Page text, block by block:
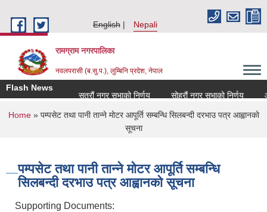
English
Nepali
रामग्राम नगरपालिका
नवलपरासी (ब.सु.प.), लुम्बिनि प्रदेश, नेपाल
Flash News
सत्रौं नगर सभाको निर्णय
सोह्रौं नगर सभाको निर्णय
You are here
Home» पम्पसेट तथा पानी तान्ने मोटर आपूर्ति सम्बन्धि सिलबन्दी दरभाउ पत्र आह्वानकाे
सूचना
पम्पसेट तथा पानी तान्ने मोटर आपूर्ति सम्बन्धि
सिलबन्दी दरभाउ पत्र आह्वानकाे सूचना
Supporting Documents: